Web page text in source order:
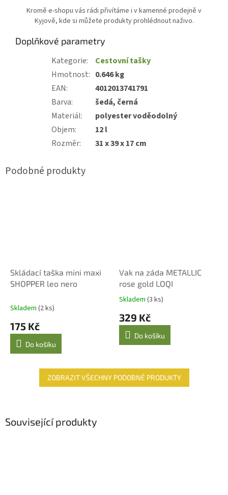
Kromě e-shopu vás rádi přivítáme i v kamenné prodejně v
Kyjově, kde si můžete produkty prohlédnout naživo.
Doplňkové parametry
Kategorie:
Cestovní tašky
Hmotnost: 0.646 kg
EAN:
4012013741791
Barva:
šedá, černá
Materiál:
polyester voděodolný
Objem:
12 l
Rozměr: 31 x 39 x 17 cm
Skládací taška mini maxi
SHOPPER leo nero
Skladem (2 ks)
175 Kč
Do košíku
Vak na záda METALLIC
rose gold LOQI
Průměrné
produktu
5,0
hvězdiček.
Skladem (3 ks)
329 Kč
Do košíku
ZOBRAZIT VŠECHNY PODOBNÉ PRODUKTY
Související produkty